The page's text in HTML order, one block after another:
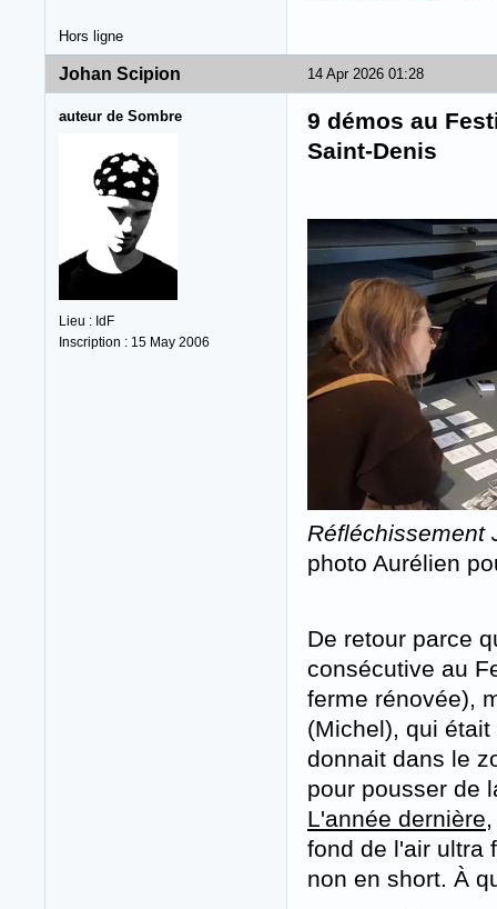
Hors ligne
14 Apr 2026 01:28
Johan Scipion
auteur de Sombre
Lieu : IdF
Inscription : 15 May 2006
9 démos au
Saint-Denis
Réfléchissement
photo Aurélien
De retour parce
consécutive au
ferme rénovée),
(Michel), qui
donnait dans le
pour pousser de
L'année dernière
fond de l'air ultra
non en short. À